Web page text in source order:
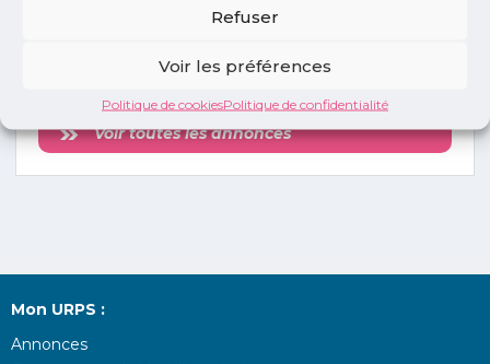
Refuser
Voir les préférences
Politique de cookiesPolitique de confidentialité
annonces
Voir toutes les annonces
Mon URPS :
Annonces